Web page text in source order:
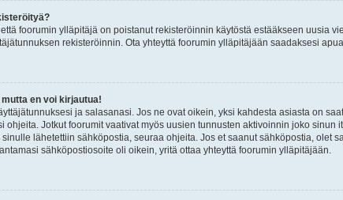
foorumin ylläpitäjä on poistanut rekisteröinnin käytöstä estääkseen uusia
rekisteröinnin. Ota yhteyttä foorumin ylläpitäjään saadaksesi apua.
en voi kirjautua!
ja salasanasi. Jos ne ovat oikein, yksi kahdesta asiasta on
ohjeita. Jotkut foorumit vaativat myös uusien tunnusten aktivoinnin joko
lähetettiin sähköpostia, seuraa ohjeita. Jos et saanut sähköpostia,
sähköpostiosoite oli oikein, yritä ottaa yhteyttä foorumin ylläpitäjään.